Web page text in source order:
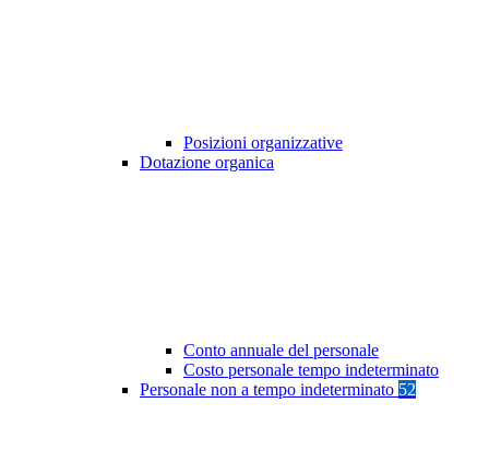
Posizioni organizzative
Dotazione organica
Conto annuale del personale
Costo personale tempo indeterminato
Personale non a tempo indeterminato 52